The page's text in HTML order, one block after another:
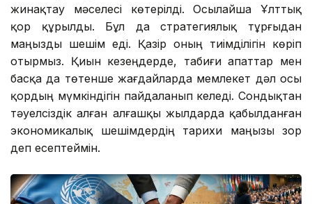
жинақтау мәселесі көтерілді. Осылайша Ұлттық
қор құрылды. Бұл да стратегиялық тұрғыдан
маңызды шешім еді. Қазір оның тиімділігін көріп
отырмыз. Қиын кезеңдерде, табиғи апаттар мен
басқа да төтенше жағдайларда мемлекет дәл осы
қордың мүмкіндігін пайдаланып келеді. Сондықтан
тәуелсіздік алған алғашқы жылдарда қабылданған
экономикалық шешімдердің тарихи маңызы зор
деп есептеймін.